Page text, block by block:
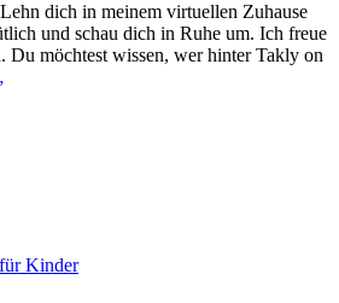
Lehn dich in meinem virtuellen Zuhause
und schau dich in Ruhe um. Ich freue
Du möchtest wissen, wer hinter Takly on